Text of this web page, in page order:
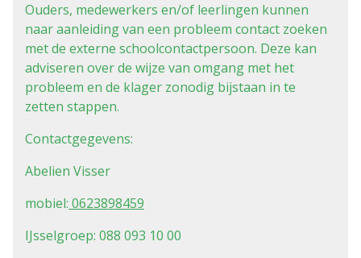
Ouders, medewerkers en/of leerlingen kunnen
naar aanleiding van een probleem contact zoeken
met de externe schoolcontactpersoon. Deze kan
adviseren over de wijze van omgang met het
probleem en de klager zonodig bijstaan in te
zetten stappen.
Contactgegevens:
Abelien Visser
mobiel: 0623898459
IJsselgroep: 088 093 10 00